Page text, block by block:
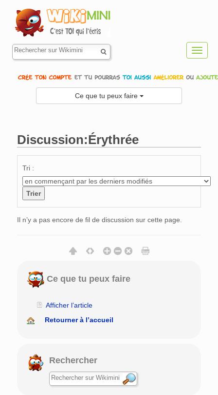
Ce que tu peux faire
Discussion:Érythrée
Tri :
Il n’y a pas encore de fil de discussion sur cette page.
Ce que tu peux faire
Afficher l’article
Retourner à l’accueil
Rechercher